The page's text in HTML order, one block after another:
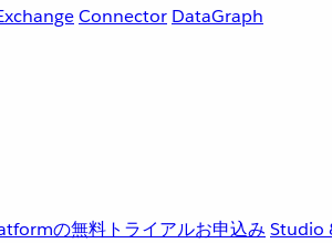
Connector DataGraph
の無料トライアルお申込み Studio